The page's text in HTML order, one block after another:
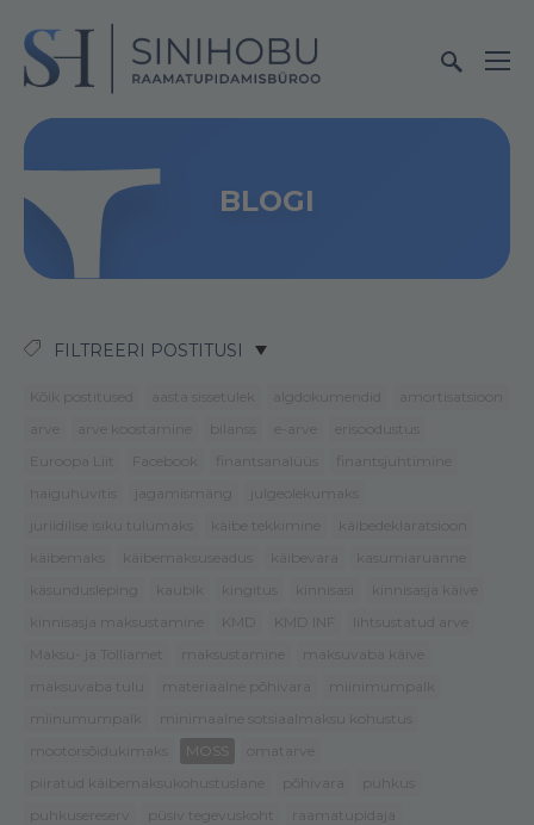
BLOGI
FILTREERI POSTITUSI
Kõik postitused aasta sissetulek algdokumendid
amortisatsioon
arve
arve koostamine bilanss e-arve
erisoodustus
Euroopa Liit
Facebook finantsanalüüs
finantsjuhtimine
haiguhüvitis
jagamismäng
julgeolekumaks
juriidilise isiku tulumaks
käibe tekkimine
käibedeklaratsioon
käibemaks
käibemaksuseadus käibevara
kasumiaruanne
käsundusleping
kaubik kingitus kinnisasi
kinnisasja käive
kinnisasja maksustamine
KMD KMD INF
lihtsustatud arve
Maksu- ja Tolliamet
maksustamine
maksuvaba käive
maksuvaba tulu
materiaalne põhivara
miinimumpalk
miinumumpalk
minimaalne sotsiaalmaksu kohustus
mootorsõidukimaks
MOSS
omatarve
piiratud käibemaksukohustuslane
põhivara
puhkus
puhkusereserv
püsiv tegevuskoht
raamatupidaja